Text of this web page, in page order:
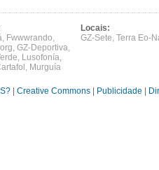
, Fwwwrando,
, GZ-Deportiva,
, Lusofonía,
, Murguía
Locais:
GZ-Sete, Terra Eo-
Creative Commons Publicidade